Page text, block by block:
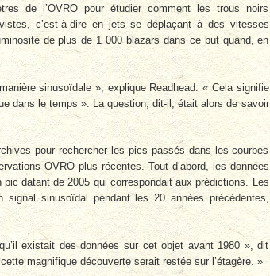
de l’OVRO pour étudier comment les trous noirs
c’est-à-dire en jets se déplaçant à des vitesses
de plus de 1 000 blazars dans ce but quand, en
sinusoïdale », explique Readhead. « Cela signifie
dans le temps ». La question, dit-il, était alors de savoir
pour rechercher les pics passés dans les courbes
OVRO plus récentes. Tout d’abord, les données
datant de 2005 qui correspondait aux prédictions. Les
signal sinusoïdal pendant les 20 années précédentes,
existait des données sur cet objet avant 1980 », dit
magnifique découverte serait restée sur l’étagère. »